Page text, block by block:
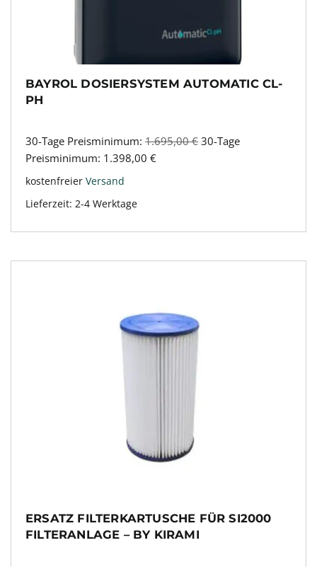
BAYROL DOSIERSYSTEM AUTOMATIC CL-
PH
30-Tage Preisminimum: 1.695,00€ 30-Tage
Preisminimum: 1.398,00 €
kostenfreier Versand
Lieferzeit: 2-4 Werktage
ERSATZ FILTERKARTUSCHE FÜR SI2000
FILTERANLAGE – BY KIRAMI